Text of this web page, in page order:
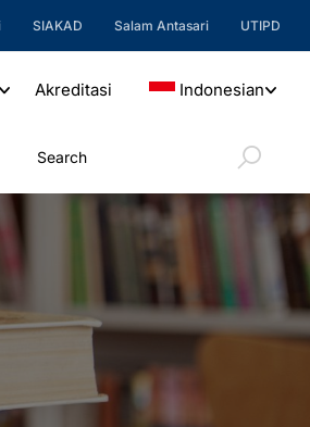
SIAKAD Salam Antasari UTIPD
Akreditasi Indonesian